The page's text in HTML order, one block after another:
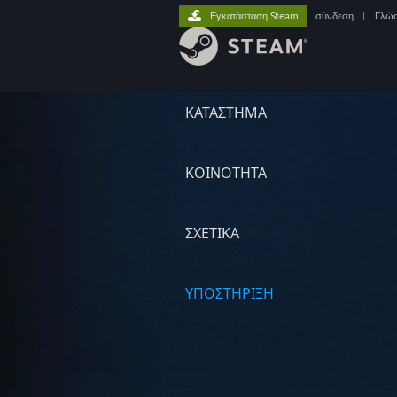
ΚΑΤΑΣΤΗΜΑ
ΚΟΙΝΟΤΗΤΑ
ΣΧΕΤΙΚΆ
ΥΠΟΣΤΗΡΙΞΗ
Εγκατάσταση Steam σύνδεση